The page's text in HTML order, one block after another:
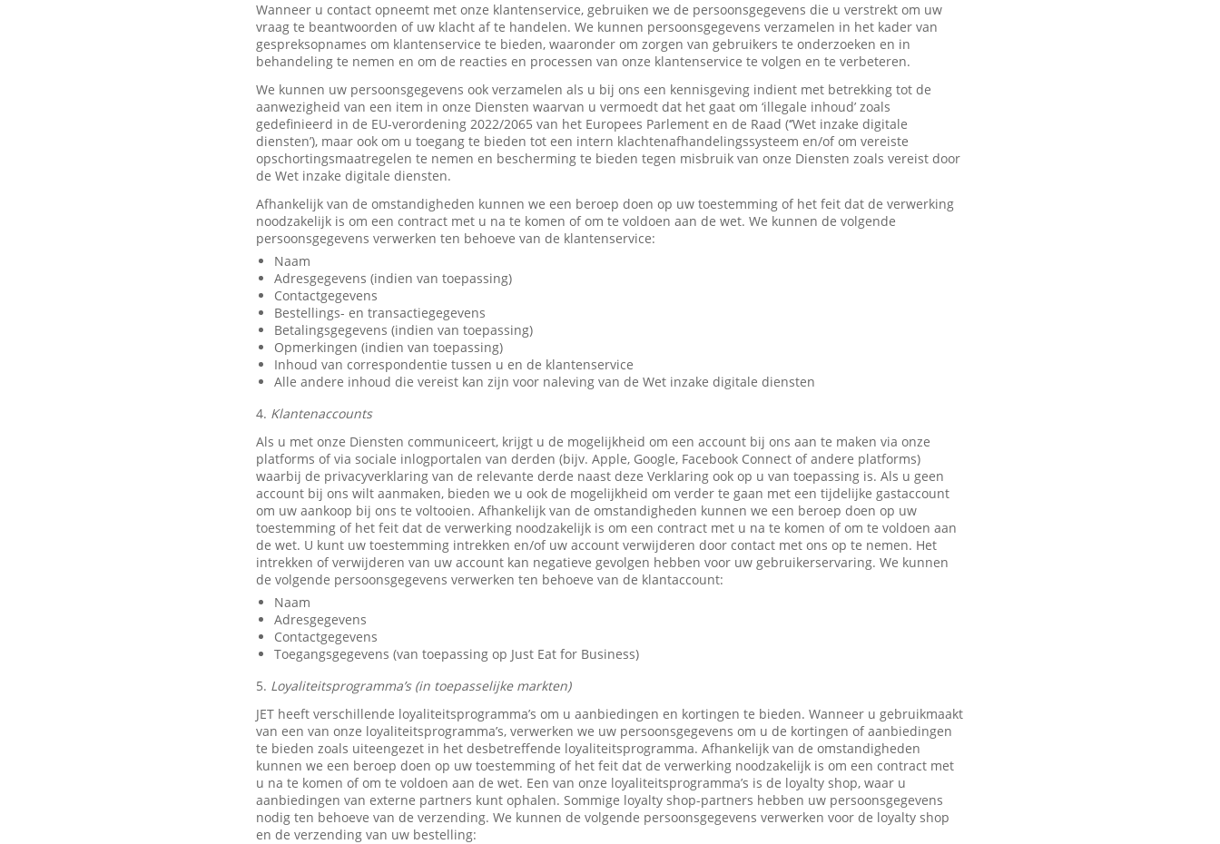
Wanneer u contact opneemt met onze klantenservice, gebruiken we de persoonsgegevens die u verstrekt om uw
vraag te beantwoorden of uw klacht af te handelen. We kunnen persoonsgegevens verzamelen in het kader van
gespreksopnames om klantenservice te bieden, waaronder om zorgen van gebruikers te onderzoeken en in
behandeling te nemen en om de reacties en processen van onze klantenservice te volgen en te verbeteren.
We kunnen uw persoonsgegevens ook verzamelen als u bij ons een kennisgeving indient met betrekking tot de
aanwezigheid van een item in onze Diensten waarvan u vermoedt dat het gaat om ‘illegale inhoud’ zoals
gedefinieerd in de EU-verordening 2022/2065 van het Europees Parlement en de Raad (‘’Wet inzake digitale
diensten’), maar ook om u toegang te bieden tot een intern klachtenafhandelingssysteem en/of om vereiste
opschortingsmaatregelen te nemen en bescherming te bieden tegen misbruik van onze Diensten zoals vereist door
de Wet inzake digitale diensten.
Afhankelijk van de omstandigheden kunnen we een beroep doen op uw toestemming of het feit dat de verwerking
noodzakelijk is om een contract met u na te komen of om te voldoen aan de wet. We kunnen de volgende
persoonsgegevens verwerken ten behoeve van de klantenservice:
Naam
Adresgegevens (indien van toepassing)
Contactgegevens
Bestellings- en transactiegegevens
Betalingsgegevens (indien van toepassing)
Opmerkingen (indien van toepassing)
Inhoud van correspondentie tussen u en de klantenservice
Alle andere inhoud die vereist kan zijn voor naleving van de Wet inzake digitale diensten
4. Klantenaccounts
Als u met onze Diensten communiceert, krijgt u de mogelijkheid om een account bij ons aan te maken via onze
platforms of via sociale inlogportalen van derden (bijv. Apple, Google, Facebook Connect of andere platforms)
waarbij de privacyverklaring van de relevante derde naast deze Verklaring ook op u van toepassing is. Als u geen
account bij ons wilt aanmaken, bieden we u ook de mogelijkheid om verder te gaan met een tijdelijke gastaccount
om uw aankoop bij ons te voltooien. Afhankelijk van de omstandigheden kunnen we een beroep doen op uw
toestemming of het feit dat de verwerking noodzakelijk is om een contract met u na te komen of om te voldoen aan
de wet. U kunt uw toestemming intrekken en/of uw account verwijderen door contact met ons op te nemen. Het
intrekken of verwijderen van uw account kan negatieve gevolgen hebben voor uw gebruikerservaring. We kunnen
de volgende persoonsgegevens verwerken ten behoeve van de klantaccount:
Naam
Adresgegevens
Contactgegevens
Toegangsgegevens (van toepassing op Just Eat for Business)
5. Loyaliteitsprogramma’s (in toepasselijke markten)
JET heeft verschillende loyaliteitsprogramma’s om u aanbiedingen en kortingen te bieden. Wanneer u gebruikmaakt
van een van onze loyaliteitsprogramma’s, verwerken we uw persoonsgegevens om u de kortingen of aanbiedingen
te bieden zoals uiteengezet in het desbetreffende loyaliteitsprogramma. Afhankelijk van de omstandigheden
kunnen we een beroep doen op uw toestemming of het feit dat de verwerking noodzakelijk is om een contract met
u na te komen of om te voldoen aan de wet. Een van onze loyaliteitsprogramma’s is de loyalty shop, waar u
aanbiedingen van externe partners kunt ophalen. Sommige loyalty shop-partners hebben uw persoonsgegevens
nodig ten behoeve van de verzending. We kunnen de volgende persoonsgegevens verwerken voor de loyalty shop
en de verzending van uw bestelling: